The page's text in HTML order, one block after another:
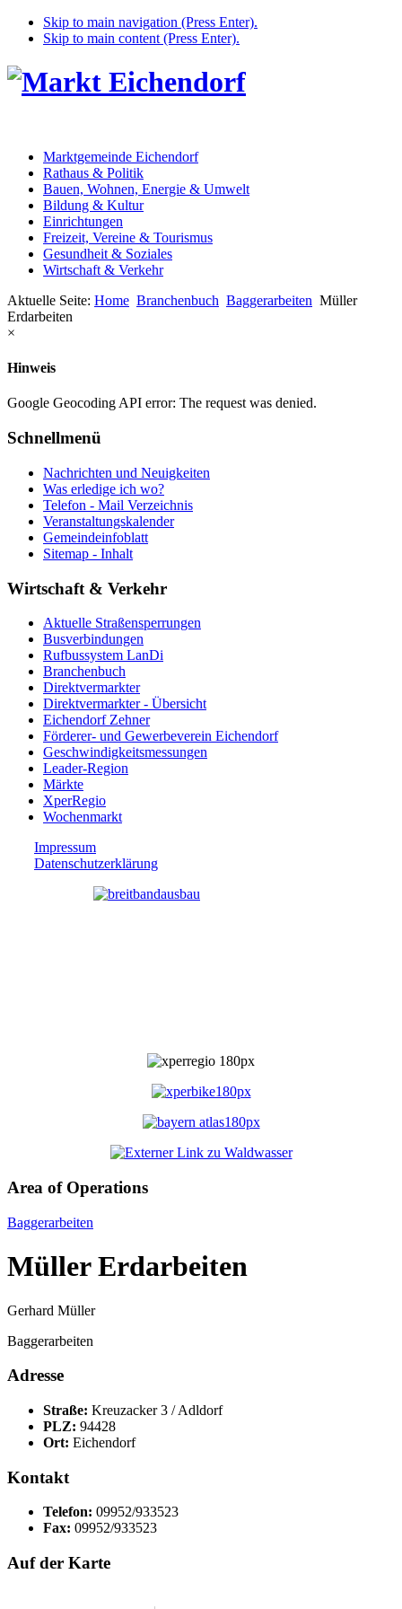
Skip to main navigation (Press Enter).
Skip to main content (Press Enter).
Marktgemeinde Eichendorf
Rathaus & Politik
Bauen, Wohnen, Energie & Umwelt
Bildung & Kultur
Einrichtungen
Freizeit, Vereine & Tourismus
Gesundheit & Soziales
Wirtschaft & Verkehr
Aktuelle Seite: Home Branchenbuch Baggerarbeiten Müller
Erdarbeiten
×
Hinweis
Google Geocoding API error: The request was denied.
Schnellmenü
Nachrichten und Neuigkeiten
Was erledige ich wo?
Telefon - Mail Verzeichnis
Veranstaltungskalender
Gemeindeinfoblatt
Sitemap - Inhalt
Wirtschaft & Verkehr
Aktuelle Straßensperrungen
Busverbindungen
Rufbussystem LanDi
Branchenbuch
Direktvermarkter
Direktvermarkter - Übersicht
Eichendorf Zehner
Förderer- und Gewerbeverein Eichendorf
Geschwindigkeitsmessungen
Leader-Region
Märkte
XperRegio
Wochenmarkt
Impressum
Datenschutzerklärung
Area of Operations
Baggerarbeiten
Müller Erdarbeiten
Gerhard Müller
Baggerarbeiten
Adresse
Straße: Kreuzacker 3 / Adldorf
PLZ: 94428
Ort: Eichendorf
Kontakt
Telefon: 09952/933523
Fax: 09952/933523
Auf der Karte